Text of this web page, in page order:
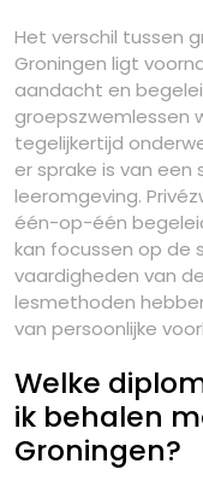
Het verschil tussen
Groningen ligt
aandacht en
groepszwemlessen
tegelijkertijd
er sprake is van
leeromgeving.
één-op-één
kan focussen op de
vaardigheden van
lesmethoden
van persoonlijke
Welke
ik behalen
Groningen?